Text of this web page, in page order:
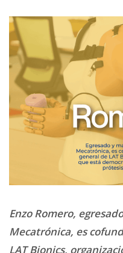
Enzo Romero,
Mecatrónica, es
LAT Bionics,